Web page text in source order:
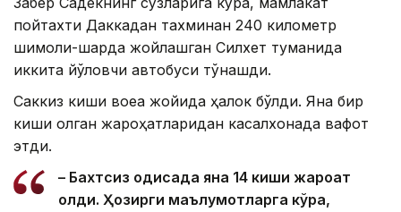
пойтахти Даккадан тахминан 240 километр
шимоли-шарқда жойлашган Силхет туманида
иккита йўловчи автобуси тўқнашди.
Саккиз киши воқеа жойида ҳалок бўлди. Яна бир
киши олган жароҳатларидан касалхонада вафот
этди.
– Бахтсиз ҳодисада яна 14 киши жароҳат
олди. Ҳозирги маълумотларга кўра,